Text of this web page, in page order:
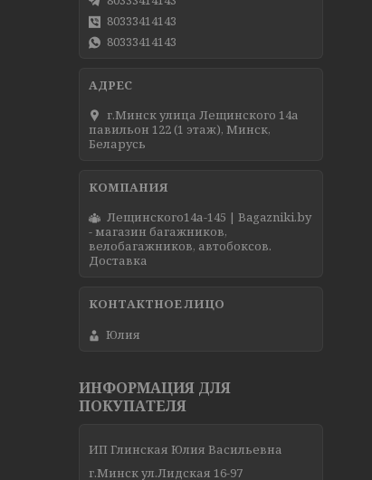
80333414143
80333414143
г.Минск улица Лещинского 14а
павильон 122 (1 этаж), Минск,
Беларусь
Лещинского14а-145 | Bagazniki.by
- магазин багажников,
велобагажников, автобоксов.
Доставка
Юлия
ИНФОРМАЦИЯ ДЛЯ
ПОКУПАТЕЛЯ
ИП Глинская Юлия Васильевна
г.Минск ул.Лидская 16-97